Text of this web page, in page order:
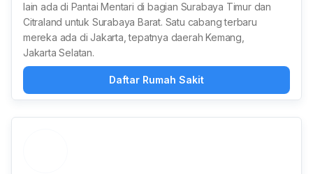
lain ada di Pantai Mentari di bagian Surabaya Timur dan
Citraland untuk Surabaya Barat. Satu cabang terbaru
mereka ada di Jakarta, tepatnya daerah Kemang,
Jakarta Selatan.
Daftar Rumah Sakit